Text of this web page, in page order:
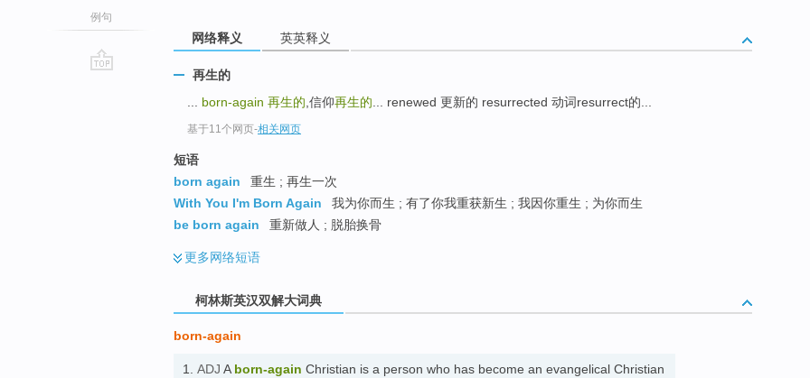
例句
网络释义 英英释义
再生的
born-again 再生的 ,信仰再生的 ... renewed 更新的 resurrected 动词resurrect的...
基于11个网页-相关网页
短语
born again
重生 ; 再生一次
With You I'm Born Again
我为你而生 ; 有了你我重获新生 ; 我因你重生 ; 为你而生
be born again
重新做人 ; 脱胎换骨
更多网络短语
柯林斯英汉双解大词典
born-again
1. ADJ A born-again Christian is a person who has become an evangelical Christian